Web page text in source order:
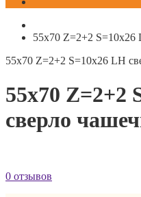
55x70 Z=2+2 S=10x26
55x70 Z=2+2 S=10x26 LH
55x70 Z=2+2
сверло
0 отзывов